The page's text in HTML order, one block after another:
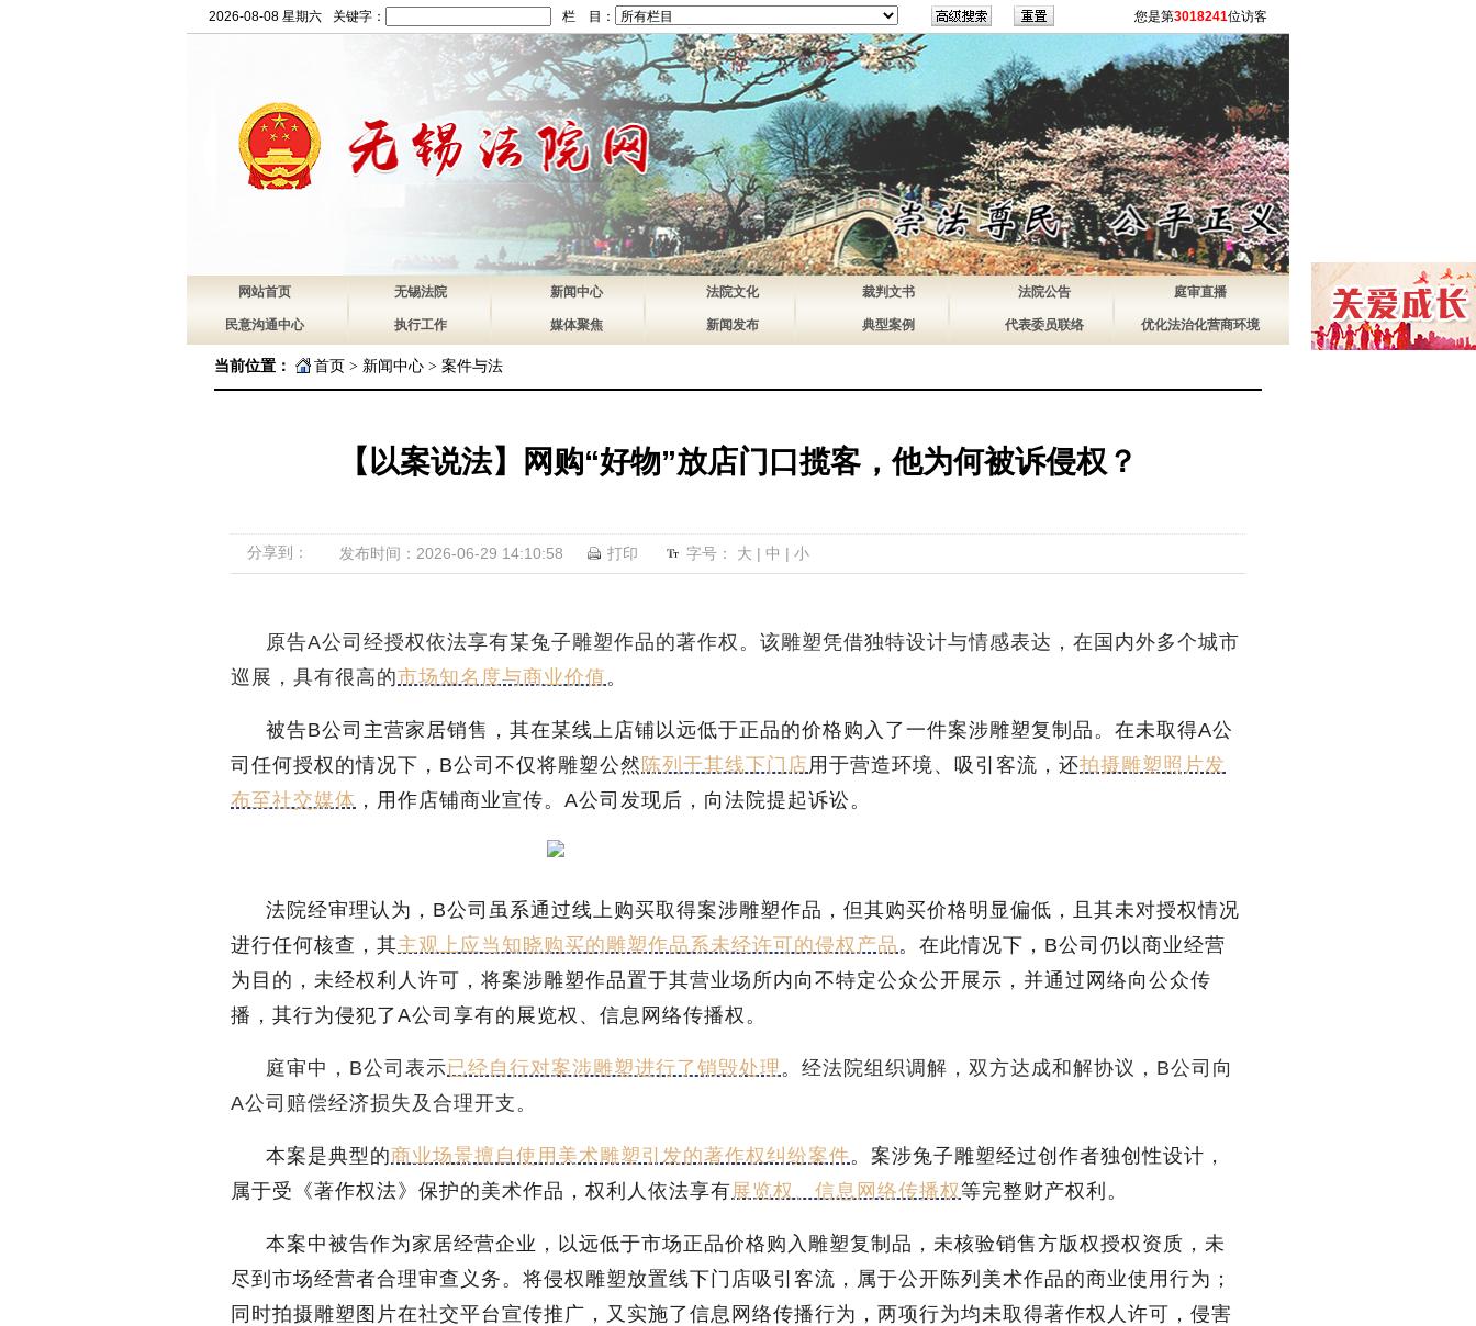
2026-08-08 星期六 关键字： 栏 目： 您是第3018241位访客
网站首页 无锡法院 新闻中心 法院文化 裁判文书 法院公告 庭审直播
民意沟通中心 执行工作 媒体聚焦 新闻发布 典型案例 代表委员联络 优化法治化营商环境
当前位置： 首页 > 新闻中心 > 案件与法
【以案说法】网购“好物”放店门口揽客，他为何被诉侵权？
分享到： 发布时间：2026-06-29 14:10:58 打印 字号： 大 | 中 | 小
原告A公司经授权依法享有某兔子雕塑作品的著作权。该雕塑凭借独特设计与情感表达，在国内外多个城市
巡展，具有很高的市场知名度与商业价值。
被告B公司主营家居销售，其在某线上店铺以远低于正品的价格购入了一件案涉雕塑复制品。在未取得A公
司任何授权的情况下，B公司不仅将雕塑公然 陈列于其线下门店用于营造环境、吸引客流，还拍摄雕塑照片发
布至社交媒体 ，用作店铺商业宣传。A公司发现后，向法院提起诉讼。
法院经审理认为，B公司虽系通过线上购买取得案涉雕塑作品，但其购买价格明显偏低，且其未对授权情况
进行任何核查，其主观上应当知晓购买的雕塑作品系未经许可的侵权产品。在此情况下，B公司仍以商业经营
为目的，未经权利人许可，将案涉雕塑作品置于其营业场所内向不特定公众公开展示，并通过网络向公众传
播，其行为侵犯了A公司享有的展览权、信息网络传播权。
庭审中，B公司表示已经自行对案涉雕塑进行了销毁处理。经法院组织调解，双方达成和解协议，B公司向
A公司赔偿经济损失及合理开支。
本案是典型的商业场景擅自使用美术雕塑引发的著作权纠纷案件。案涉兔子雕塑经过创作者独创性设计，
属于受《著作权法》保护的美术作品，权利人依法享有展览权、信息网络传播权等完整财产权利。
本案中被告作为家居经营企业，以远低于市场正品价格购入雕塑复制品，未核验销售方版权授权资质，未
尽到市场经营者合理审查义务。将侵权雕塑放置线下门店吸引客流，属于公开陈列美术作品的商业使用行为；
同时拍摄雕塑图片在社交平台宣传推广，又实施了信息网络传播行为，两项行为均未取得著作权人许可，侵害